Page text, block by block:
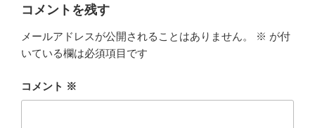
コメントを残す
メールアドレスが公開されることはありません。 ※ が付
いている欄は必須項目です
コメント ※